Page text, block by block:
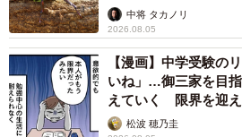
らいリアル」
中将 タカノリ
2026.08.05
【漫画】中学受験の
いね」…御三家を目
えていく 限界を迎
松波 穂乃圭